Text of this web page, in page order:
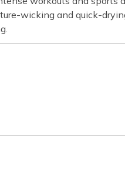
wicking and quick-